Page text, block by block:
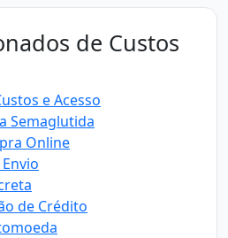
de Custos
e Acesso
Semaglutida
Online
de Crédito